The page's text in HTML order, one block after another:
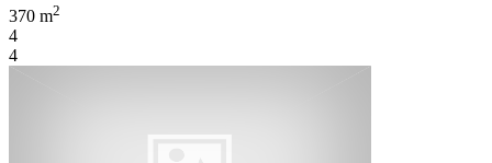
370 m2
4
4